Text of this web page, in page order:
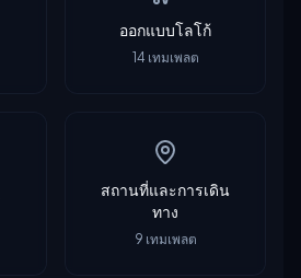
ออกแบบโลโก้
14 เทมเพลต
สถานที่และการเดิน
ทาง
9 เทมเพลต